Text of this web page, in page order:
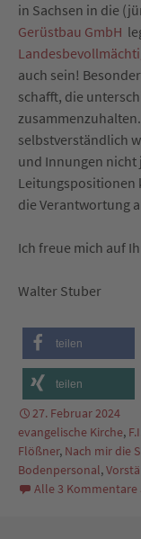
in Sachsen in die
Gerüstbau GmbH
auch sein!
schafft, die
selbstverständlich
und Innungen
die Verantwortung
Ich freue mich auf
Walter Stuber
teilen
teilen
27. Februar 2024
evangelische Kirche,
Flößner, Nach mir die
Bodenpersonal,
Alle 3 Kommentare